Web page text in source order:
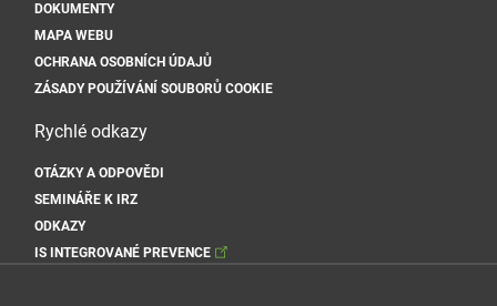
DOKUMENTY
MAPA WEBU
OCHRANA OSOBNÍCH ÚDAJŮ
ZÁSADY POUŽÍVÁNÍ SOUBORŮ COOKIE
Rychlé odkazy
OTÁZKY A ODPOVĚDI
SEMINÁŘE K IRZ
ODKAZY
IS INTEGROVANÉ PREVENCE